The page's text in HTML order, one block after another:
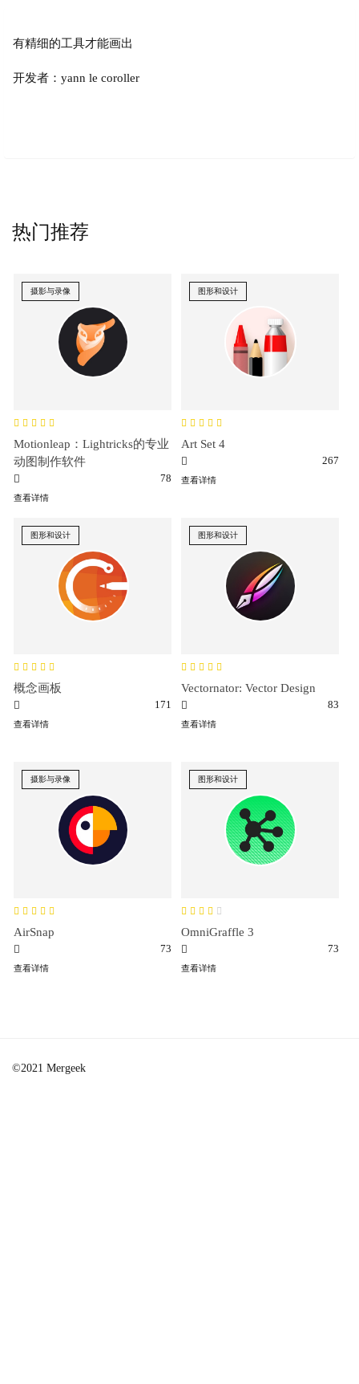
有精细的工具才能画出
开发者：yann le coroller
热门推荐
摄影与录像
Motionleap：Lightricks的专业
动图制作软件
78
查看详情
图形和设计
Art Set 4
267
查看详情
图形和设计
概念画板
171
查看详情
图形和设计
Vectornator: Vector Design
83
查看详情
摄影与录像
AirSnap
73
查看详情
图形和设计
OmniGraffle 3
73
查看详情
©2021 Mergeek